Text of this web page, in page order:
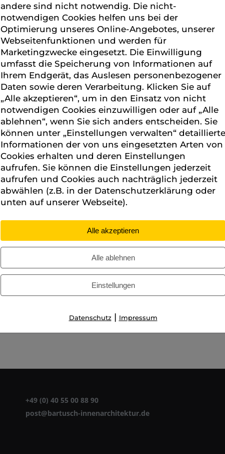
project:
+49 (0) 40 55 00 88 90
post@bartusch-innenarchitektur.de
andere sind nicht notwendig. Die nicht-
notwendigen Cookies helfen uns bei der
Optimierung unseres Online-Angebotes, unserer
Webseitenfunktionen und werden für
Marketingzwecke eingesetzt. Die Einwilligung
umfasst die Speicherung von Informationen auf
Ihrem Endgerät, das Auslesen personenbezogener
Daten sowie deren Verarbeitung. Klicken Sie auf
„Alle akzeptieren“, um in den Einsatz von nicht
notwendigen Cookies einzuwilligen oder auf „Alle
ablehnen“, wenn Sie sich anders entscheiden. Sie
können unter „Einstellungen verwalten“ detaillierte
Informationen der von uns eingesetzten Arten von
Cookies erhalten und deren Einstellungen
aufrufen. Sie können die Einstellungen jederzeit
aufrufen und Cookies auch nachträglich jederzeit
abwählen (z.B. in der Datenschutzerklärung oder
unten auf unserer Webseite).
Alle akzeptieren
Alle ablehnen
Einstellungen
Datenschutz| Impressum